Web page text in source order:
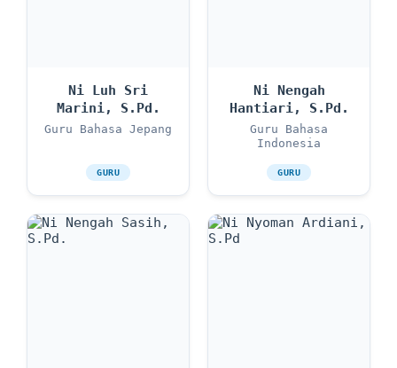
Ni Luh Sri
Marini, S.Pd.
Guru Bahasa Jepang
GURU
Ni Nengah
Hantiari, S.Pd.
Guru Bahasa
Indonesia
GURU